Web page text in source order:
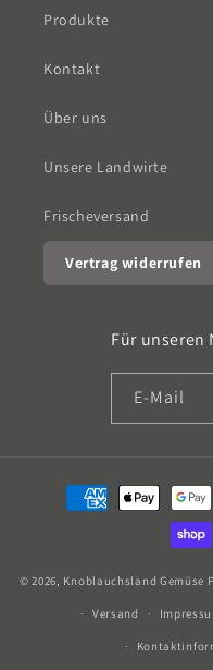
Produkte
Kontakt
Über uns
Unsere Landwirte
Frischeversand
Vertrag widerrufen
Für unseren
E-Mail
Zahlungsmethoden
© 2026, Knoblauchsland Gemüse
Versand